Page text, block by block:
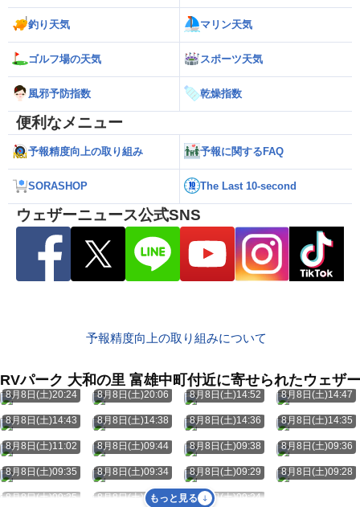
釣り天気 マリン天気
ゴルフ場の天気 スポーツ天気
風邪予防指数 乾燥指数
便利なメニュー
予報精度向上の取り組み 予報に関するFAQ
SORASHOP The Last 10-second
ウェザーニュース公式SNS
予報精度向上の取り組みについて
RVパーク 大和の里 富雄中町付近に寄せられたウェザ
8月8日(土)20:24 8月8日(土)20:06 8月8日(土)14:52 8月8日(土)14:47
8月8日(土)14:43 8月8日(土)14:38 8月8日(土)14:36 8月8日(土)14:35
8月8日(土)11:02 8月8日(土)09:44 8月8日(土)09:38 8月8日(土)09:36
8月8日(土)09:35 8月8日(土)09:34 8月8日(土)09:29 8月8日(土)09:28
8月8日(土)09:25 8月8日(土)09:25 8月8日(土)09:24
もっと見る